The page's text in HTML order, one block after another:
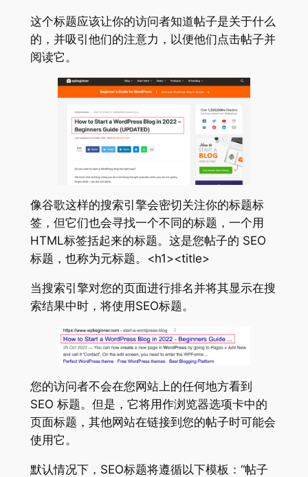
这个标题应该让你的访问者知道帖子是关于什么
的，并吸引他们的注意力，以便他们点击帖子并
阅读它。
像谷歌这样的搜索引擎会密切关注你的标题标
签，但它们也会寻找一个不同的标题，一个用
HTML标签括起来的标题。这是您帖子的 SEO
标题，也称为元标题。<h1><title>
当搜索引擎对您的页面进行排名并将其显示在搜
索结果中时，将使用SEO标题。
您的访问者不会在您网站上的任何地方看到
SEO 标题。但是，它将用作浏览器选项卡中的
页面标题，其他网站在链接到您的帖子时可能会
使用它。
默认情况下，SEO标题将遵循以下模板：“帖子